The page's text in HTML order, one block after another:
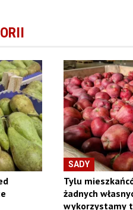
SADY
Tylu
żadnych
wykorzystamy